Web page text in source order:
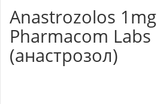
Anastrozolos 1mg
Pharmacom Labs
(анастрозол)